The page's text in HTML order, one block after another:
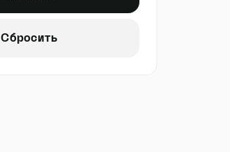
Сбросить